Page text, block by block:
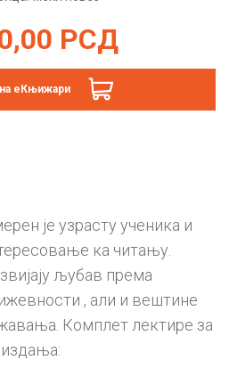
РСД
еКњижари
је узрасту ученика и
ка читању.
љубав према
, али и вештине
Комплет лектире за